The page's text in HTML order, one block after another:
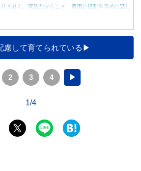
りません。家族だからこそ、費用と役割を早めに話し
慮して育てられている
2 3 4 ▶
1/4